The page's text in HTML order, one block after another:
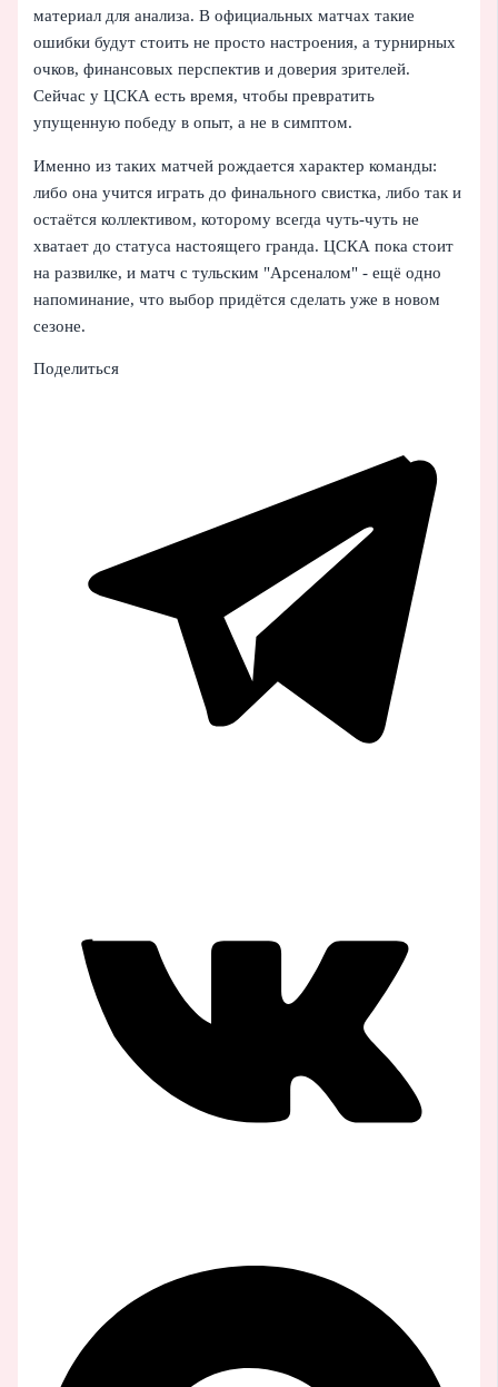
материал для анализа. В официальных матчах такие
ошибки будут стоить не просто настроения, а турнирных
очков, финансовых перспектив и доверия зрителей.
Сейчас у ЦСКА есть время, чтобы превратить
упущенную победу в опыт, а не в симптом.
Именно из таких матчей рождается характер команды:
либо она учится играть до финального свистка, либо так и
остаётся коллективом, которому всегда чуть-чуть не
хватает до статуса настоящего гранда. ЦСКА пока стоит
на развилке, и матч с тульским "Арсеналом" - ещё одно
напоминание, что выбор придётся сделать уже в новом
сезоне.
Поделиться